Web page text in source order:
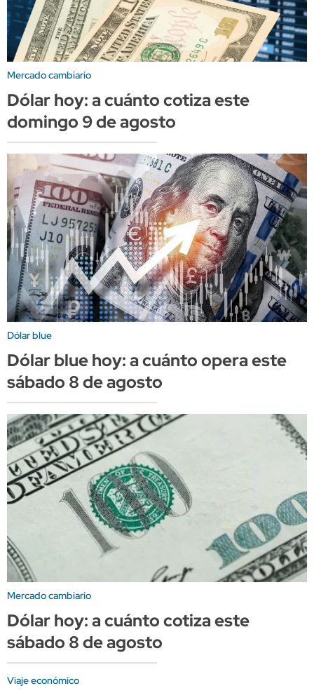
Mercado cambiario
Dólar hoy: a cuánto cotiza este
domingo 9 de agosto
Dólar blue
Dólar blue hoy: a cuánto opera este
sábado 8 de agosto
Mercado cambiario
Dólar hoy: a cuánto cotiza este
sábado 8 de agosto
Viaje económico